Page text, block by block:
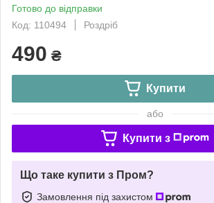
Готово до відправки
Код: 110494
Роздріб
490 ₴
Купити
або
Купити з
Що таке купити з Пром?
Замовлення під захистом